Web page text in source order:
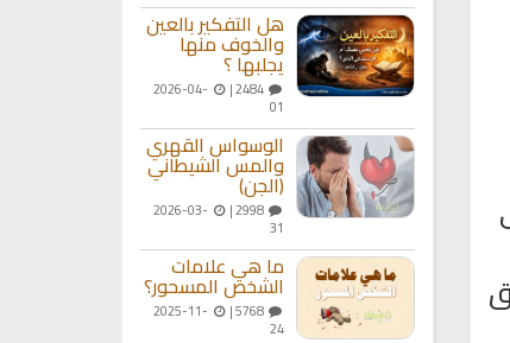
(٦ ملاعق
هل التفكير بالعين
والخوف منها
يجلبها ؟
2026-04-
01
الوسواس القهري
والمس الشيطاني
(الجن)
2026-03-
31
ما هي علامات
الشخص المسحور؟
2025-11-
24